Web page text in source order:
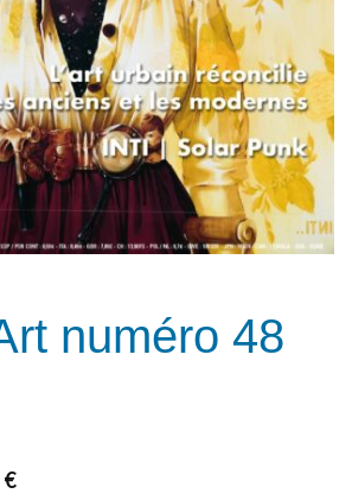
numéro 48
€